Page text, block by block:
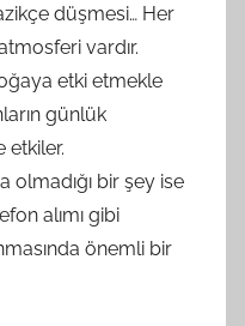
düşmesi… Her
vardır.
etki etmekle
günlük
etkiler.
olmadığı bir şey ise
alımı gibi
önemli bir